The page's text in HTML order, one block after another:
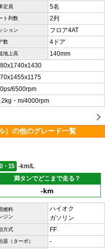
定員 5名
ト列数 2列
ション フロア4AT
数 4ドア
地上高 140mm
6500rpm
・m/4000rpm
）の他のグレード一覧
・15
-km/L
満タンでどこまで走る？
-km
燃料
ジン
ハイオク
ガソリン
方式 FF
器（ターボ） -